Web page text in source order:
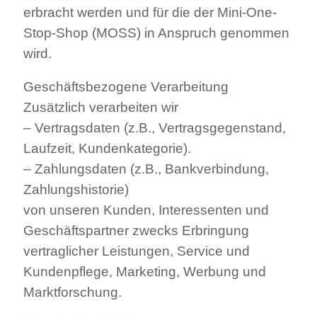
erbracht werden und für die der Mini-One-
Stop-Shop (MOSS) in Anspruch genommen
wird.
Geschäftsbezogene Verarbeitung
Zusätzlich verarbeiten wir
– Vertragsdaten (z.B., Vertragsgegenstand,
Laufzeit, Kundenkategorie).
– Zahlungsdaten (z.B., Bankverbindung,
Zahlungshistorie)
von unseren Kunden, Interessenten und
Geschäftspartner zwecks Erbringung
vertraglicher Leistungen, Service und
Kundenpflege, Marketing, Werbung und
Marktforschung.